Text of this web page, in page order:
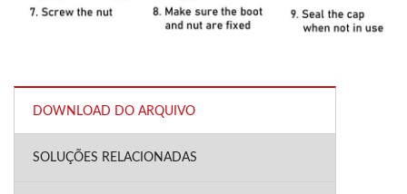
DOWNLOAD DO ARQUIVO
SOLUÇÕES RELACIONADAS